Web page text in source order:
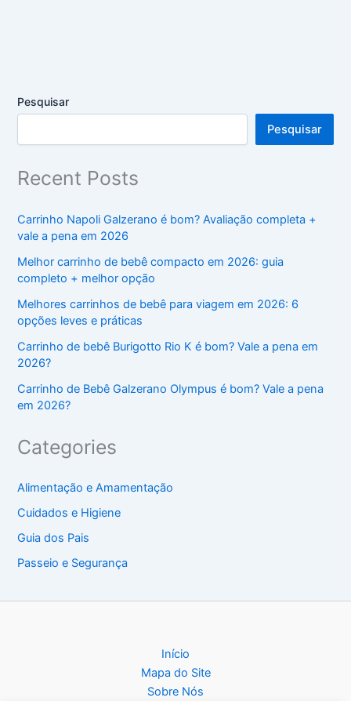
Pesquisar
Pesquisar
Recent Posts
Carrinho Napoli Galzerano é bom? Avaliação completa +
vale a pena em 2026
Melhor carrinho de bebê compacto em 2026: guia
completo + melhor opção
Melhores carrinhos de bebê para viagem em 2026: 6
opções leves e práticas
Carrinho de bebê Burigotto Rio K é bom? Vale a pena em
2026?
Carrinho de Bebê Galzerano Olympus é bom? Vale a pena
em 2026?
Categories
Alimentação e Amamentação
Cuidados e Higiene
Guia dos Pais
Passeio e Segurança
Início
Mapa do Site
Sobre Nós